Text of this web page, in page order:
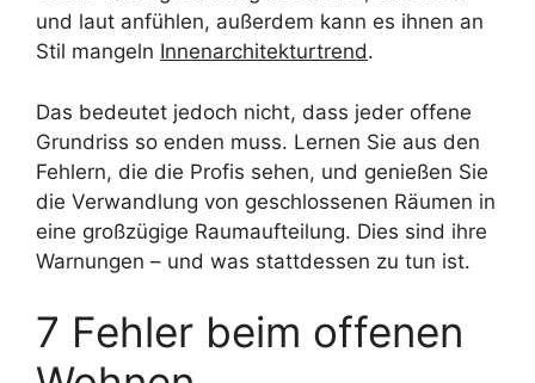
und laut anfühlen, außerdem kann es ihnen an
Stil mangeln Innenarchitekturtrend.
Das bedeutet jedoch nicht, dass jeder offene
Grundriss so enden muss. Lernen Sie aus den
Fehlern, die die Profis sehen, und genießen Sie
die Verwandlung von geschlossenen Räumen in
eine großzügige Raumaufteilung. Dies sind ihre
Warnungen – und was stattdessen zu tun ist.
7 Fehler beim offenen